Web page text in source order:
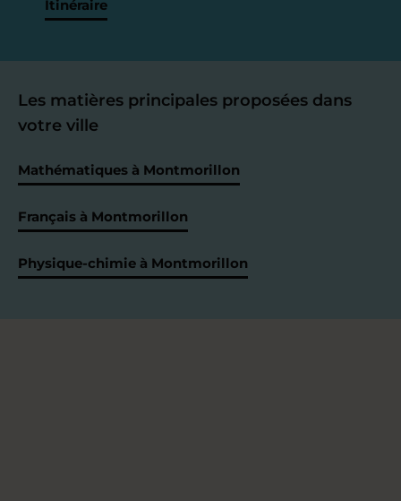
Itinéraire
Les matières principales proposées dans
votre ville
Mathématiques à Montmorillon
Français à Montmorillon
Physique-chimie à Montmorillon